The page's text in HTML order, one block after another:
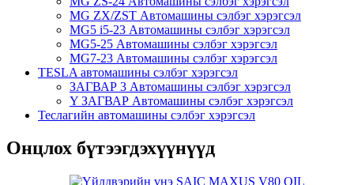
MG ZX/ZST Автомашины сэлбэг хэрэгсэл
MG5 i5-23 Автомашины сэлбэг хэрэгсэл
MG5-25 Автомашины сэлбэг хэрэгсэл
MG7-23 Автомашины сэлбэг хэрэгсэл
TESLA автомашины сэлбэг хэрэгсэл
ЗАГВАР 3 Автомашины сэлбэг хэрэгсэл
Y ЗАГВАР Автомашины сэлбэг хэрэгсэл
Теслагийн автомашины сэлбэг хэрэгсэл
Онцлох бүтээгдэхүүнүүд